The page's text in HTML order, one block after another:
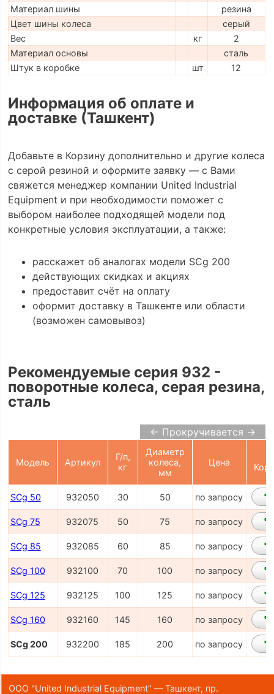
Материал шины
резина
Цвет шины колеса
серый
Вес
кг
2
Материал основы
сталь
Штук в коробке
шт 12
Информация об оплате и
доставке (Ташкент)
Добавьте в Корзину дополнительно и другие колеса
с серой резиной и оформите заявку — с Вами
свяжется менеджер компании United Industrial
Equipment и при необходимости поможет с
выбором наиболее подходящей модели под
конкретные условия эксплуатации, а также:
расскажет об аналогах модели SCg 200
действующих скидках и акциях
предоставит счёт на оплату
оформит доставку в Ташкенте или области
(возможен самовывоз)
Рекомендуемые серия 932 -
поворотные колеса, серая резина,
сталь
← Прокручивается →
Модель Артикул
Г/п,
кг
Диаметр
колеса,
мм
Цена
SCg 50 932050 30 50 по запросу
SCg 75 932075 50 75 по запросу
SCg 85 932085 60 85 по запросу
SCg 100 932100 70 100 по запросу
SCg 125 932125 100 125 по запросу
SCg 160 932160 145 160 по запросу
SCg 200 932200 185 200 по запросу
ООО "United Industrial Equipment" — Ташкент, пр.